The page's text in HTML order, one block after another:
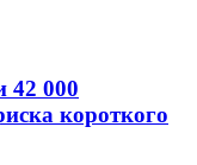
42 000
короткого